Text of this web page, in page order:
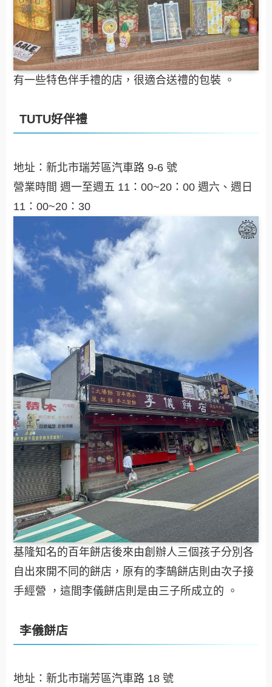
有一些特色伴手禮的店，很適合送禮的包裝 。
TUTU好伴禮
地址：新北市瑞芳區汽車路 9-6 號
營業時間 週一至週五 11：00~20：00 週六、週日
11：00~20：30
基隆知名的百年餅店後來由創辦人三個孩子分別各
自出來開不同的餅店，原有的李鵠餅店則由次子接
手經營 ，這間李儀餅店則是由三子所成立的 。
李儀餅店
地址：新北市瑞芳區汽車路 18 號